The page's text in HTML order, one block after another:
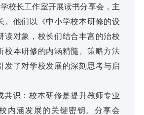
校长工作室开展读书分享会，主
。他们以《中小学校本研修的设
读对象，校长们结合丰富的治校
校本研修的内涵精髓、策略方法
发了对学校发展的深刻思考与启
共识：校本研修是提升教师专业
内涵发展的关键密钥。分享会